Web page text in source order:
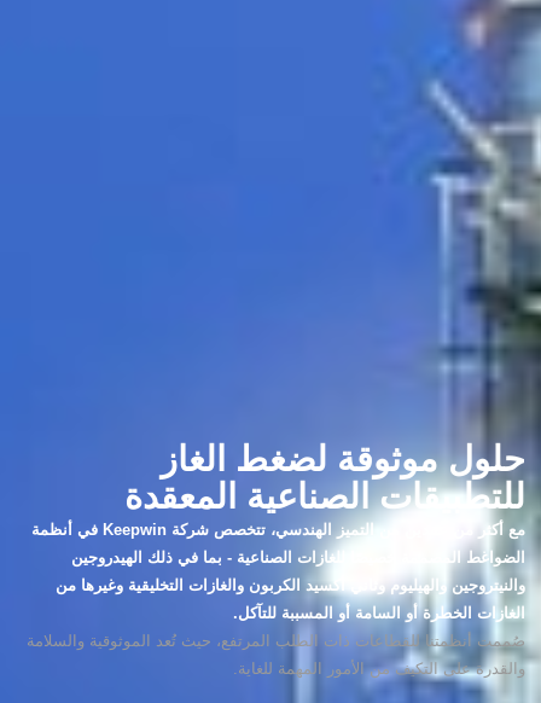
حلول موثوقة لضغط الغاز
للتطبيقات الصناعية المعقدة
مع أكثر من عقدين من التميز الهندسي، تتخصص شركة Keepwin في أنظمة
الضواغط المصممة خصيصًا للغازات الصناعية - بما في ذلك الهيدروجين
والنيتروجين والهيليوم وثاني أكسيد الكربون والغازات التخليقية وغيرها من
الغازات الخطرة أو السامة أو المسببة للتآكل.
صُممت أنظمتنا للقطاعات ذات الطلب المرتفع، حيث تُعد الموثوقية والسلامة
والقدرة على التكيف من الأمور المهمة للغاية.